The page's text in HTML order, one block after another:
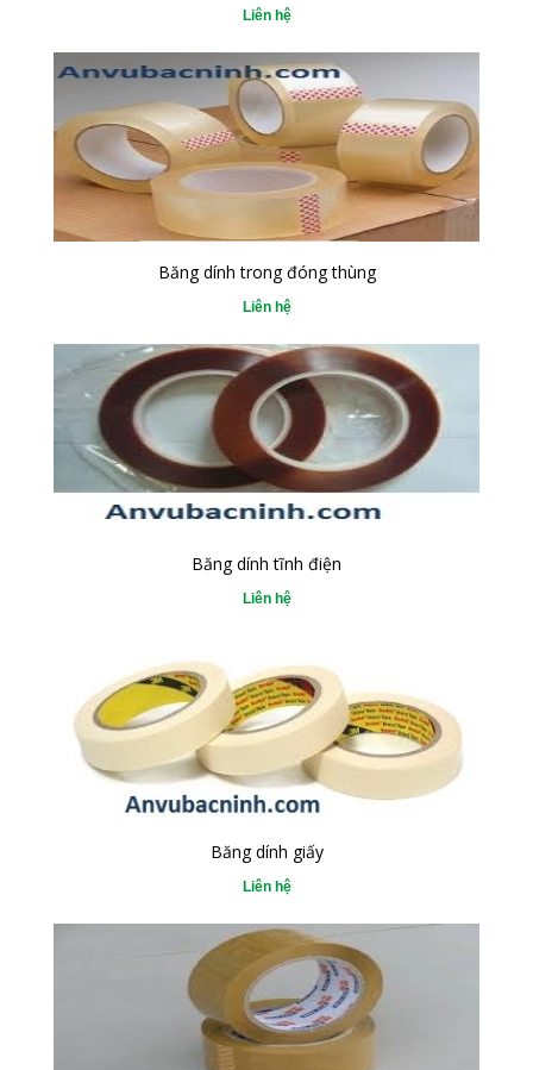
Liên hệ
Băng dính trong đóng thùng
Liên hệ
Băng dính tĩnh điện
Liên hệ
Băng dính giấy
Liên hệ